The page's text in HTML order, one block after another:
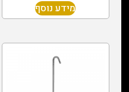
מידע נוסף